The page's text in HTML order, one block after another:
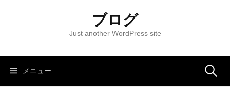
ツ
ブログ
Just another WordPress site
メニュー 検